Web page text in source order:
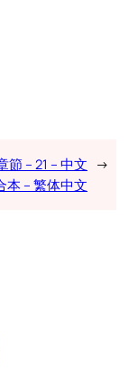
節 – 21 – 中文
本 – 繁体中文
→